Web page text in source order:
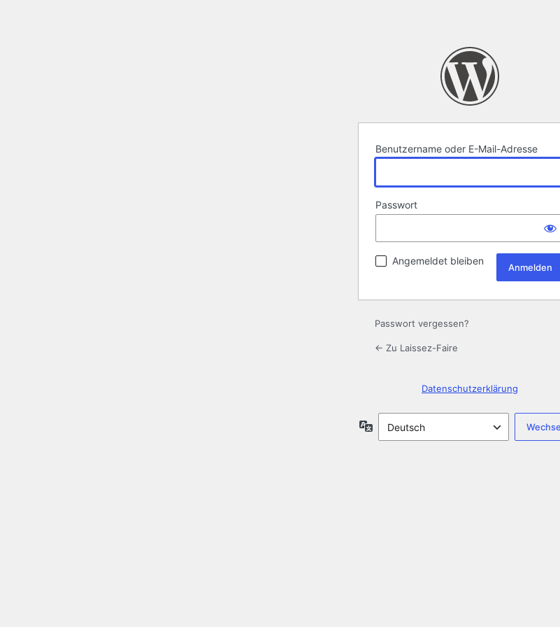
Benutzername oder E-Mail-Adresse
Passwort
Angemeldet bleiben
Passwort vergessen?
← Zu Laissez-Faire
Datenschutzerklärung
Sprache